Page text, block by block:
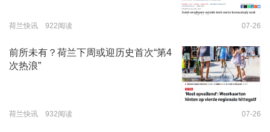
荷兰快讯 922阅读 07-26
前所未有？荷兰下周或迎历史首次“第4
次热浪”
荷兰快讯 932阅读 07-26